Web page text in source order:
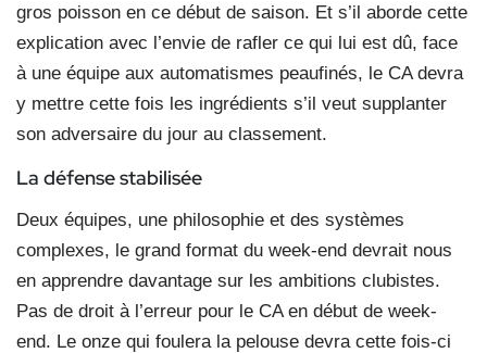
gros poisson en ce début de saison. Et s’il aborde cette
explication avec l’envie de rafler ce qui lui est dû, face
à une équipe aux automatismes peaufinés, le CA devra
y mettre cette fois les ingrédients s’il veut supplanter
son adversaire du jour au classement.
La défense stabilisée
Deux équipes, une philosophie et des systèmes
complexes, le grand format du week-end devrait nous
en apprendre davantage sur les ambitions clubistes.
Pas de droit à l’erreur pour le CA en début de week-
end. Le onze qui foulera la pelouse devra cette fois-ci